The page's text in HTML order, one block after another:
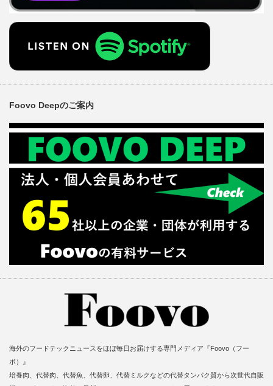
Foovo Deepのご案内
海外のフードテックニュースをほぼ毎日お届けする専門メディア『Foovo（フー
ボ）』
培養肉、代替肉、代替魚、代替卵、代替ミルクなどの代替タンパク質から次世代自販